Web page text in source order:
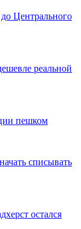
Центрального
реальной
пешком
списывать
остался